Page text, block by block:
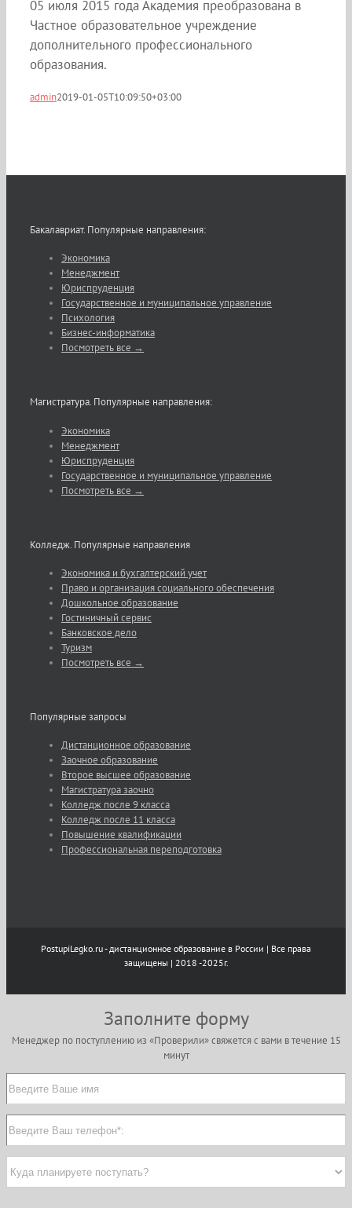
05 июля 2015 года Академия преобразована в
Частное образовательное учреждение
дополнительного профессионального
образования.
admin2019-01-05T10:09:50+03:00
Бакалавриат. Популярные направления:
Экономика
Менеджмент
Юриспруденция
Государственное и муниципальное управление
Психология
Бизнес-информатика
Посмотреть все →
Магистратура. Популярные направления:
Экономика
Менеджмент
Юриспруденция
Государственное и муниципальное управление
Посмотреть все →
Колледж. Популярные направления
Экономика и бухгалтерский учет
Право и организация социального обеспечения
Дошкольное образование
Гостиничный сервис
Банковское дело
Туризм
Посмотреть все →
Популярные запросы
Дистанционное образование
Заочное образование
Второе высшее образование
Магистратура заочно
Колледж после 9 класса
Колледж после 11 класса
Повышение квалификации
Профессиональная переподготовка
PostupiLegko.ru - дистанционное образование в России | Все права
защищены | 2018 -2025г.
Заполните форму
Менеджер по поступлению из «Проверили» свяжется с вами в течение 15
минут